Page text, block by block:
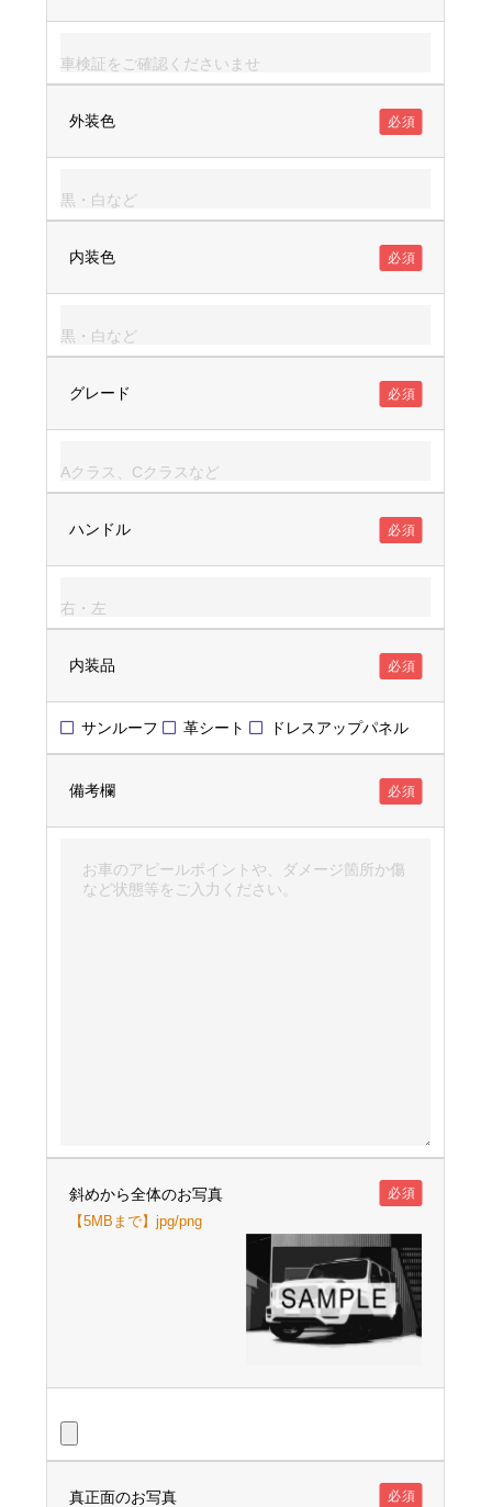
外装色 必須
内装色 必須
グレード 必須
ハンドル 必須
内装品 必須
サンルーフ 革シート ドレスアップパネル
備考欄 必須
斜めから全体のお写真 必須
【5MBまで】jpg/png
真正面のお写真 必須